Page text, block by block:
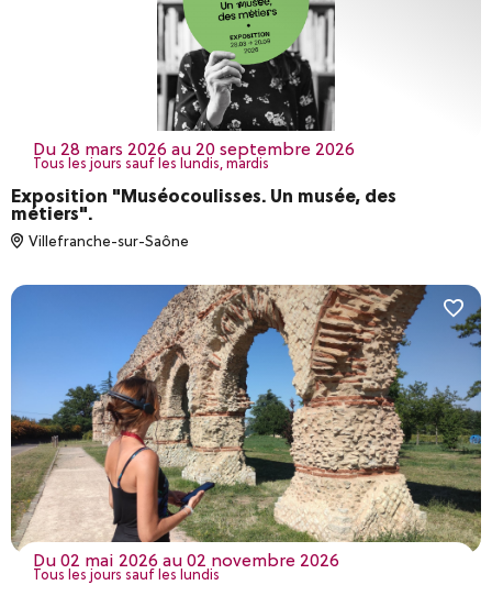
Tous les jours sauf les lundis, mardis
du 28 mars 2026 au 20 septembre 2026
Exposition "Muséocoulisses. Un musée, des
métiers".
Villefranche-sur-Saône
Tous les jours sauf les lundis
du 02 mai 2026 au 02 novembre 2026